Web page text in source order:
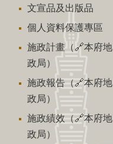
文宣品及出版品
個人資料保護專區
施政計畫（🔗本府地
政局）
施政報告（🔗本府地
政局）
施政績效（🔗本府地
政局）